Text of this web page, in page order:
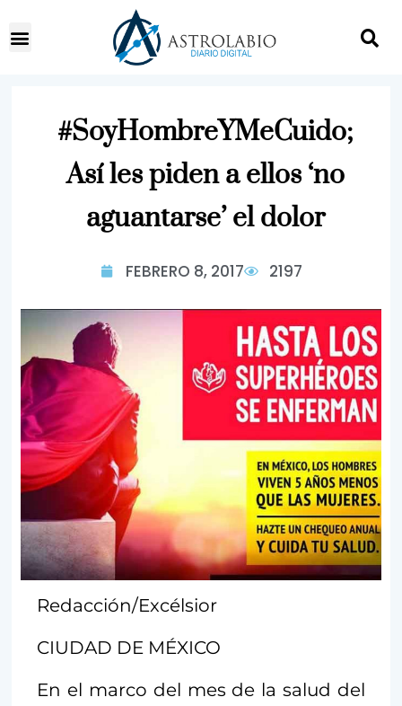
#SoyHombreYMeCuido;
Así les piden a ellos ‘no
aguantarse’ el dolor
FEBRERO 8, 2017 2197
Redacción/Excélsior
CIUDAD DE MÉXICO
En el marco del mes de la salud del